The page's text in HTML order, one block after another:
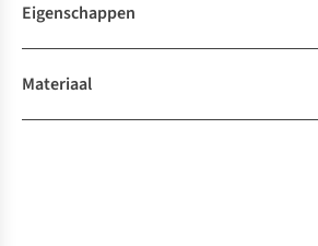
Eigenschappen
Materiaal